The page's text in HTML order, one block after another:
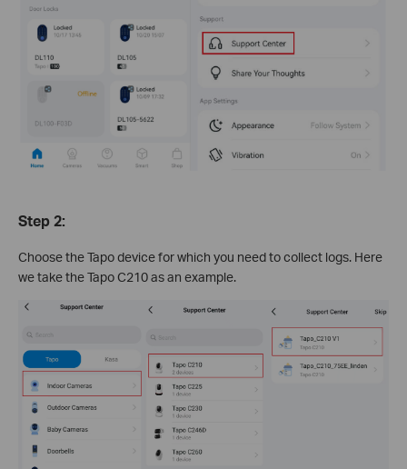
Step 2:
Choose the Tapo device for which you need to collect logs. Here
we take the Tapo C210 as an example.